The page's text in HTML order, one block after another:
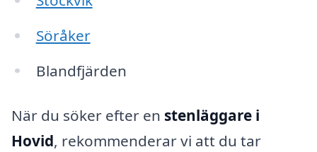
Söråker
Blandfjärden
När du söker efter en stenläggare i
Hovid, rekommenderar vi att du tar